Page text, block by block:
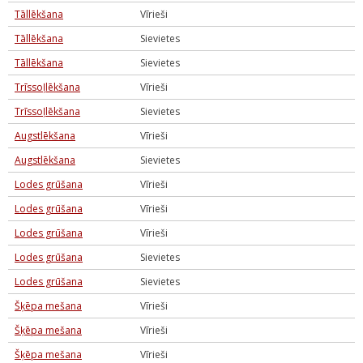
Tāllēkšana
Vīrieši
Tāllēkšana
Sievietes
Tāllēkšana
Sievietes
Trīssoļlēkšana
Vīrieši
Trīssoļlēkšana
Sievietes
Augstlēkšana
Vīrieši
Augstlēkšana
Sievietes
Lodes grūšana
Vīrieši
Lodes grūšana
Vīrieši
Lodes grūšana
Vīrieši
Lodes grūšana
Sievietes
Lodes grūšana
Sievietes
Šķēpa mešana
Vīrieši
Šķēpa mešana
Vīrieši
Šķēpa mešana
Vīrieši